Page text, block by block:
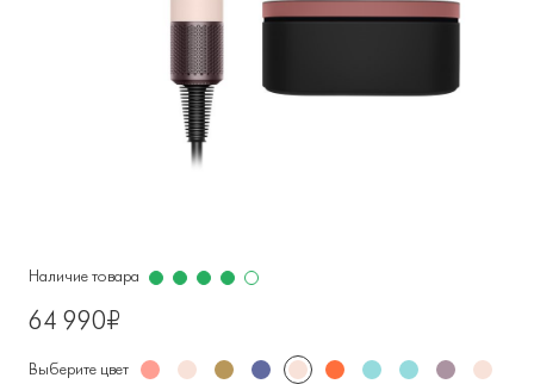
Наличие товара
Выберите цвет
64 990₽